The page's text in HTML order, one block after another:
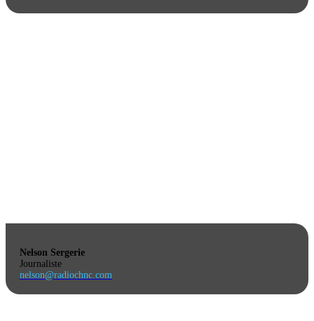
Nelson Sergerie
Journaliste
nelson@radiochnc.com